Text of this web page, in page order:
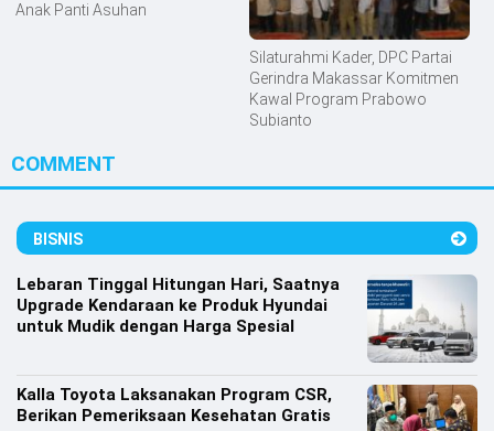
Anak Panti Asuhan
Silaturahmi Kader, DPC Partai
Gerindra Makassar Komitmen
Kawal Program Prabowo
Subianto
COMMENT
BISNIS
Lebaran Tinggal Hitungan Hari, Saatnya
Upgrade Kendaraan ke Produk Hyundai
untuk Mudik dengan Harga Spesial
Kalla Toyota Laksanakan Program CSR,
Berikan Pemeriksaan Kesehatan Gratis